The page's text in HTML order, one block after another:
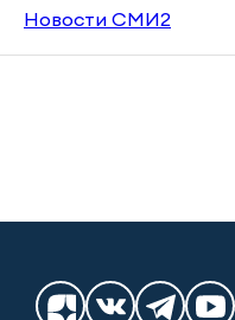
Новости СМИ2